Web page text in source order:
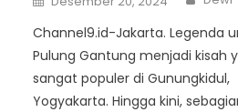
on
Channel9.id-Jakarta. Legenda
Pulung Gantung menjadi kisah
sangat populer di Gunungkidul,
Yogyakarta. Hingga kini,